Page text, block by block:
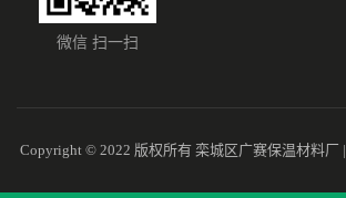
微信 扫一扫
Copyright © 2022 版权所有 栾城区广赛保温材料厂 |